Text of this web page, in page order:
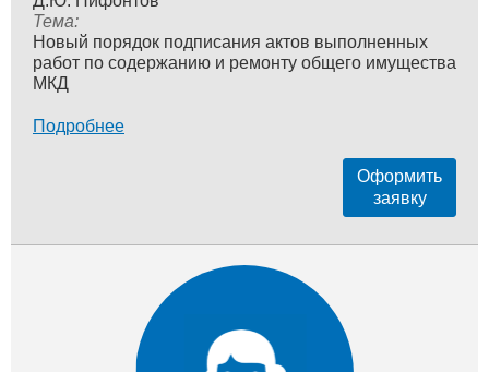
Тема:
Новый порядок подписания актов выполненных
работ по содержанию и ремонту общего имущества
МКД
Подробнее
Оформить
заявку